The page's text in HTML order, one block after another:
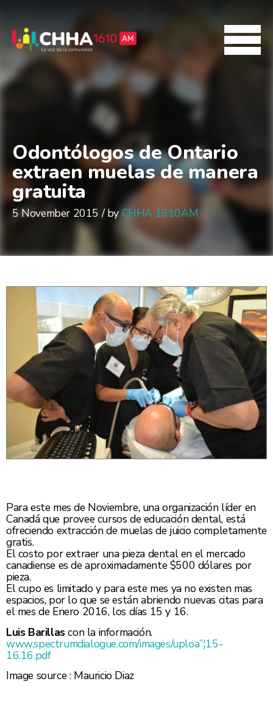
Odontólogos de Ontario
extraen muelas de manera
gratuita
5 November 2015 / byCHHA 1610AM
Para este mes de Noviembre, una organización líder en
Canadá que provee cursos de educación dental, está
ofreciendo extracción de muelas de juicio completamente
gratis.
El costo por extraer una pieza dental en el mercado
canadiense es de aproximadamente $500 dólares por
pieza.
El cupo es limitado y para este mes ya no existen mas
espacios, por lo que se están abriendo nuevas citas para
el mes de Enero 2016, los días 15 y 16.
Luis Barillascon la información.
www.spectrumdialogue.com/images/uploa”¦15-
16.16.pdf
Image source : Mauricio Diaz